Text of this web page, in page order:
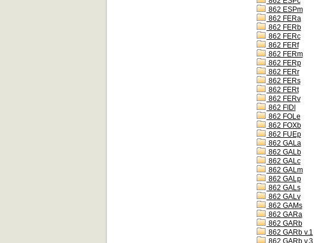
862 ESPm
862 FERa
862 FERb
862 FERc
862 FERf
862 FERm
862 FERp
862 FERr
862 FERs
862 FERt
862 FERv
862 FIDl
862 FOLe
862 FOXb
862 FUEp
862 GALa
862 GALb
862 GALc
862 GALm
862 GALp
862 GALs
862 GALv
862 GAMs
862 GARa
862 GARb
862 GARb v.1
862 GARb v.3